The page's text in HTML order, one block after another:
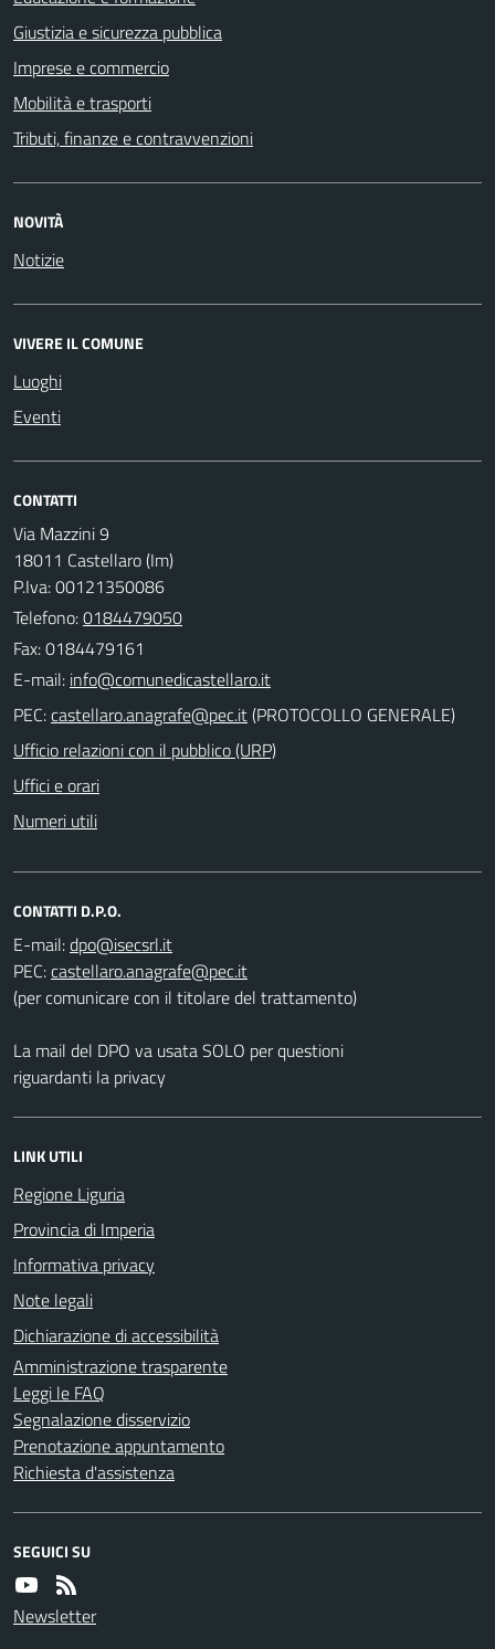
Giustizia e sicurezza pubblica
Imprese e commercio
Mobilità e trasporti
Tributi, finanze e contravvenzioni
NOVITÀ
Notizie
VIVERE IL COMUNE
Luoghi
Eventi
CONTATTI
Via Mazzini 9
18011 Castellaro (Im)
P.Iva: 00121350086
Telefono:0184479050
Fax: 0184479161
E-mail:
PEC:
(PROTOCOLLO GENERALE)
Ufficio relazioni con il pubblico (URP)
Uffici e orari
Numeri utili
CONTATTI D.P.O.
E-mail:
PEC:
(per comunicare con il titolare del trattamento)
La mail del DPO va usata SOLO per questioni
riguardanti la privacy
LINK UTILI
Regione Liguria
Provincia di Imperia
Informativa privacy
Note legali
Dichiarazione di accessibilità
Amministrazione trasparente
Leggi le FAQ
Segnalazione disservizio
Prenotazione appuntamento
Richiesta d'assistenza
SEGUICI SU
Newsletter